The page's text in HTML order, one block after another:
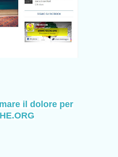
il dolore per